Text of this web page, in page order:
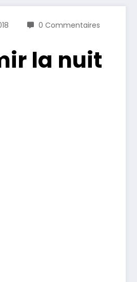
0 Commentaires
la nuit